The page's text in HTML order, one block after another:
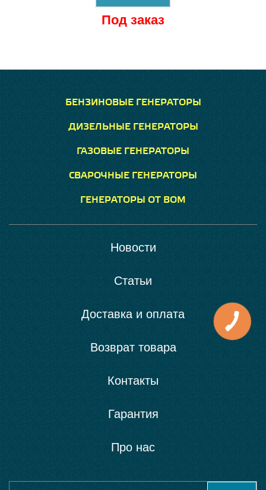
Под заказ
БЕНЗИНОВЫЕ ГЕНЕРАТОРЫ
ДИЗЕЛЬНЫЕ ГЕНЕРАТОРЫ
ГАЗОВЫЕ ГЕНЕРАТОРЫ
СВАРОЧНЫЕ ГЕНЕРАТОРЫ
ГЕНЕРАТОРЫ ОТ ВОМ
Новости
Статьи
Доставка и оплата
Возврат товара
Контакты
Гарантия
Про нас